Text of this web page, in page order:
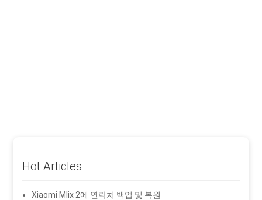
Hot Articles
Xiaomi MIix 2에 연락처 백업 및 복원